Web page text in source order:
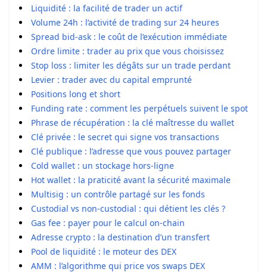
Liquidité : la facilité de trader un actif
Volume 24h : l’activité de trading sur 24 heures
Spread bid-ask : le coût de l’exécution immédiate
Ordre limite : trader au prix que vous choisissez
Stop loss : limiter les dégâts sur un trade perdant
Levier : trader avec du capital emprunté
Positions long et short
Funding rate : comment les perpétuels suivent le spot
Phrase de récupération : la clé maîtresse du wallet
Clé privée : le secret qui signe vos transactions
Clé publique : l’adresse que vous pouvez partager
Cold wallet : un stockage hors-ligne
Hot wallet : la praticité avant la sécurité maximale
Multisig : un contrôle partagé sur les fonds
Custodial vs non-custodial : qui détient les clés ?
Gas fee : payer pour le calcul on-chain
Adresse crypto : la destination d’un transfert
Pool de liquidité : le moteur des DEX
AMM : l’algorithme qui price vos swaps DEX